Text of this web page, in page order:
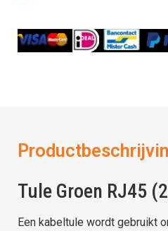
Tule Groen RJ45
Een kabeltule wordt gebruikt